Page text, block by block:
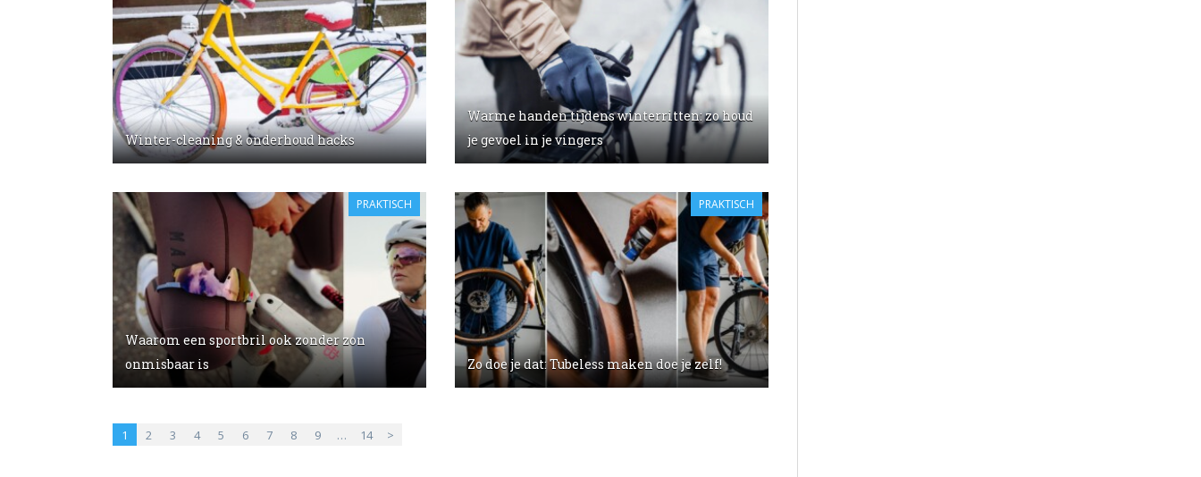
Winter-cleaning & onderhoud hacks
Warme handen tijdens winterritten: zo houd
je gevoel in je vingers
Waarom een sportbril ook zonder zon
onmisbaar is
PRAKTISCH
Zo doe je dat: Tubeless maken doe je zelf!
PRAKTISCH
1 2 3 4 5 6 7 8 9 … 14 >